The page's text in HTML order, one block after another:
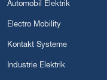
Automobil Elektrik
Electro Mobility
Kontakt Systeme
Industrie Elektrik